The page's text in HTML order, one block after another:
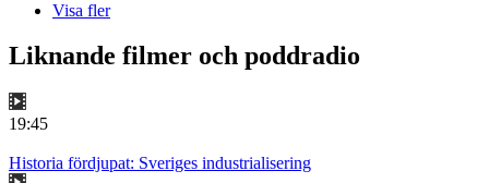
Visa fler
Liknande filmer och poddradio
19:45
Historia fördjupat: Sveriges industrialisering